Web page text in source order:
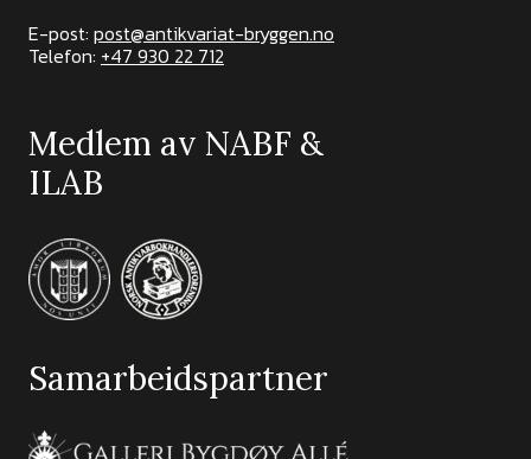
E-post: post@antikvariat-bryggen.no
Telefon: +47 930 22 712
Medlem av NABF &
ILAB
Samarbeidspartner